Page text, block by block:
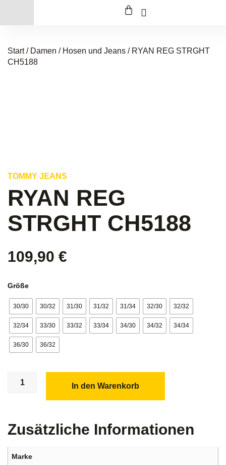
Start/ Damen / Hosen und Jeans / RYAN REG STRGHT
CH5188
TOMMY JEANS
RYAN REG
STRGHT CH5188
109,90 €
Größe
30/30 30/32 31/30 31/32 31/34 32/30 32/32
32/34 33/30 33/32 33/34 34/30 34/32 34/34
36/30 36/32
In den Warenkorb
Zusätzliche Informationen
Marke